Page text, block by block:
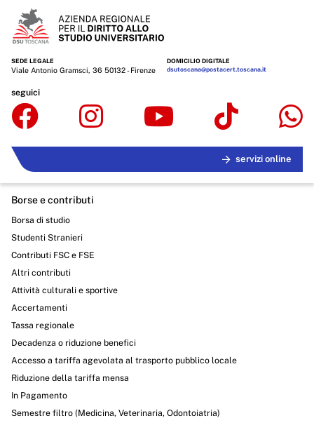
SEDE LEGALE
Viale Antonio Gramsci, 36 50132 - Firenze
DOMICILIO DIGITALE
dsutoscana@postacert.toscana.it
seguici
servizi online
Borse e contributi
Borsa di studio
Studenti Stranieri
Contributi FSC e FSE
Altri contributi
Attività culturali e sportive
Accertamenti
Tassa regionale
Decadenza o riduzione benefici
Accesso a tariffa agevolata al trasporto pubblico locale
Riduzione della tariffa mensa
In Pagamento
Semestre filtro (Medicina, Veterinaria, Odontoiatria)